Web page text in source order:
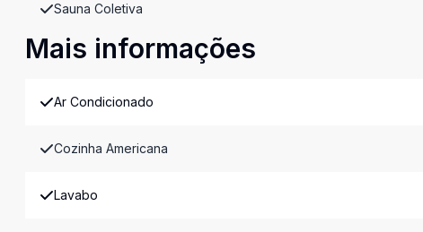
Sauna Coletiva
Mais informações
Ar Condicionado
Cozinha Americana
Lavabo